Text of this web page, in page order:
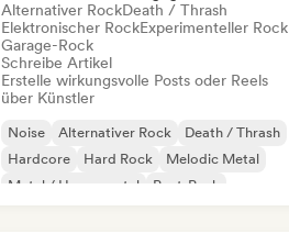
Alternativer RockDeath / Thrash
Elektronischer RockExperimenteller Rock
Garage-Rock
Schreibe Artikel
Erstelle wirkungsvolle Posts oder Reels
über Künstler
Noise Alternativer Rock
Death / Thrash
Hardcore
Hard Rock
Melodic Metal
Metal / Heavy metal
Post-Punk